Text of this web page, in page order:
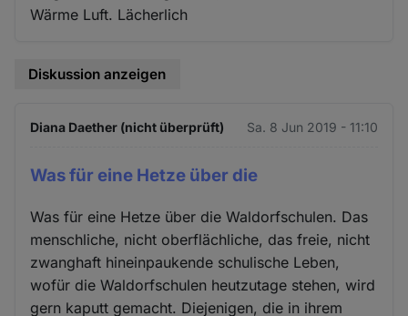
Wärme Luft. Lächerlich
Diskussion anzeigen
Diana Daether (nicht überprüft) Sa. 8 Jun 2019 - 11:10
Was für eine Hetze über die
Was für eine Hetze über die Waldorfschulen. Das
menschliche, nicht oberflächliche, das freie, nicht
zwanghaft hineinpaukende schulische Leben,
wofür die Waldorfschulen heutzutage stehen, wird
gern kaputt gemacht. Diejenigen, die in ihrem